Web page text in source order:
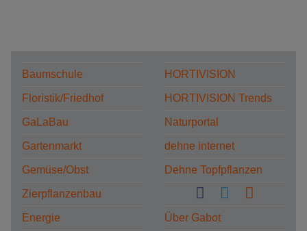
Baumschule
Floristik/Friedhof
GaLaBau
Gartenmarkt
Gemüse/Obst
Zierpflanzenbau
Energie
HORTIVISION
HORTIVISION Trends
Naturportal
dehne internet
Dehne Topfpflanzen
Über Gabot